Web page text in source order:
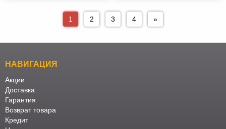
1 2 3 4 »
НАВИГАЦИЯ
Акции
Доставка
Гарантия
Возврат товара
Кредит